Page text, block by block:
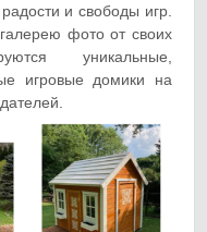
и свободы игр.
фото от своих
уникальные,
игровые домики на